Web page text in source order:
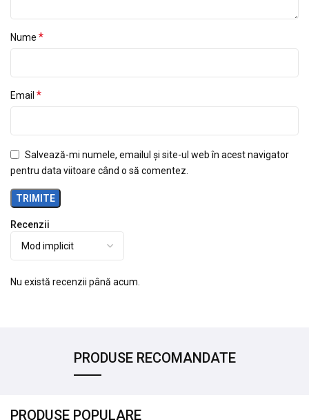
Recenzii
Nu există recenzii până acum.
Nume *
Email *
Salvează-mi numele, emailul și site-ul web în acest navigator
pentru data viitoare când o să comentez.
PRODUSE RECOMANDATE
PRODUSE POPULARE